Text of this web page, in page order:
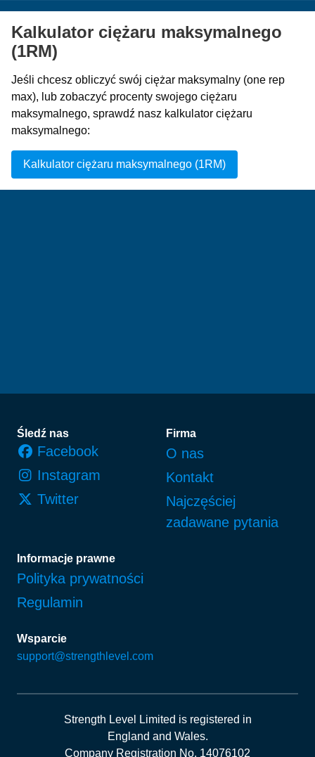
Kalkulator ciężaru maksymalnego
(1RM)
Jeśli chcesz obliczyć swój ciężar maksymalny (one rep
max), lub zobaczyć procenty swojego ciężaru
maksymalnego, sprawdź nasz kalkulator ciężaru
maksymalnego:
Kalkulator ciężaru maksymalnego (1RM)
Stopka
Śledź nas
Facebook
Instagram
Twitter
Firma
O nas
Kontakt
Najczęściej
zadawane pytania
Informacje prawne
Polityka prywatności
Regulamin
Wsparcie
support@strengthlevel.com
Strength Level Limited is registered in
England and Wales.
Company Registration No. 14076102